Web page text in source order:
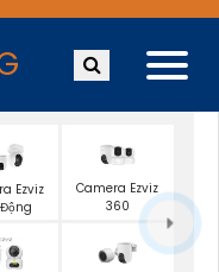
Ezviz
Camera Ezviz
360